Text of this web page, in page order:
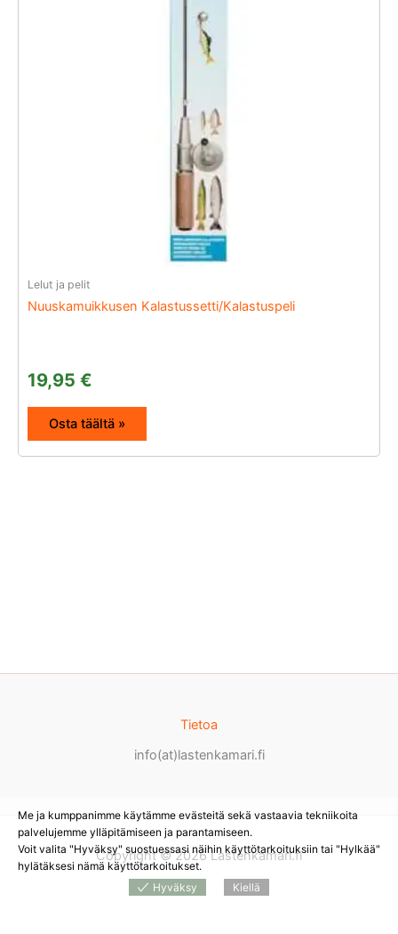
Lelut ja pelit
Nuuskamuikkusen Kalastussetti/Kalastuspeli
19,95 €
Osta täältä »
Tietoa
info(at)lastenkamari.fi
Copyright © 2026 Lastenkamari.fi
Me ja kumppanimme käytämme evästeitä sekä vastaavia tekniikoita
palvelujemme ylläpitämiseen ja parantamiseen.
Voit valita "Hyväksy" suostuessasi näihin käyttötarkoituksiin tai "Hylkää"
hylätäksesi nämä käyttötarkoitukset.
Hyväksy
Kiellä